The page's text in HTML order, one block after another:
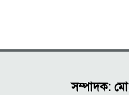
সম্পাদক: